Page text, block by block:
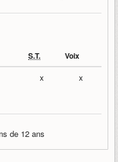
S.T. Voix
x x
de 12 ans